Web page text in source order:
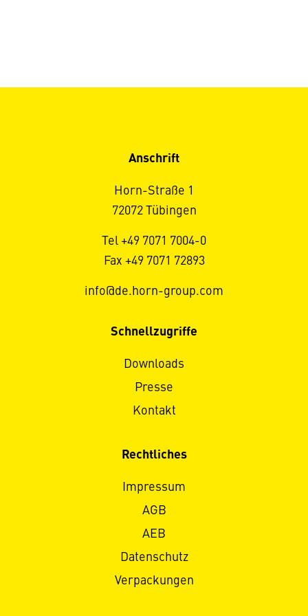
Anschrift
Horn-Straße 1
72072 Tübingen
Tel +49 7071 7004-0
Fax +49 7071 72893
info@de.horn-group.com
Schnellzugriffe
Downloads
Presse
Kontakt
Rechtliches
Impressum
AGB
AEB
Datenschutz
Verpackungen